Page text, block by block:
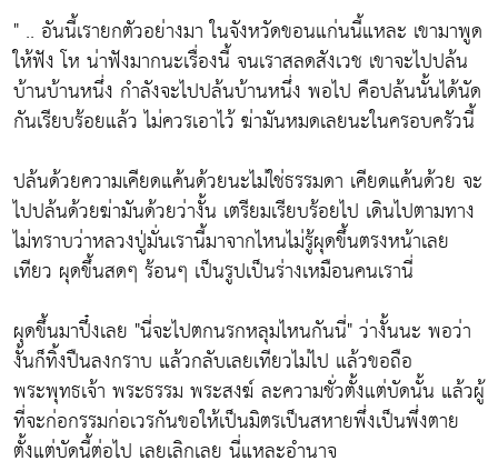
" .. อันนี้เรายกตัวอย่างมา ในจังหวัดขอนแก่นนี้แหละ เขามาพูด
ให้ฟัง โห น่าฟังมากนะเรื่องนี้ จนเราสลดสังเวช เขาจะไปปล้น
บ้านบ้านหนึ่ง กำลังจะไปปล้นบ้านหนึ่ง พอไป คือปล้นนั้นได้นัด
กันเรียบร้อยแล้ว ไม่ควรเอาไว้ ฆ่ามันหมดเลยนะในครอบครัวนี้
ปล้นด้วยความเคียดแค้นด้วยนะไม่ใช่ธรรมดา เคียดแค้นด้วย จะ
ไปปล้นด้วยฆ่ามันด้วยว่างั้น เตรียมเรียบร้อยไป เดินไปตามทาง
ไม่ทราบว่าหลวงปู่มั่นเรานี้มาจากไหนไม่รู้ผุดขึ้นตรงหน้าเลย
เทียว ผุดขึ้นสดๆ ร้อนๆ เป็นรูปเป็นร่างเหมือนคนเรานี่
ผุดขึ้นมาปึ๋งเลย "นี่จะไปตกนรกหลุมไหนกันนี่" ว่างั้นนะ พอว่า
งั้นก็ทิ้งปืนลงกราบ แล้วกลับเลยเทียวไม่ไป แล้วขอถือ
พระพุทธเจ้า พระธรรม พระสงฆ์ ละความชั่วตั้งแต่บัดนั้น แล้วผู้
ที่จะก่อกรรมก่อเวรกันขอให้เป็นมิตรเป็นสหายพึ่งเป็นพึ่งตาย
ตั้งแต่บัดนี้ต่อไป เลยเลิกเลย นี่แหละอำนาจ